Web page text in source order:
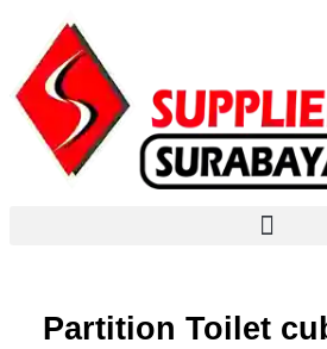
content
Partition Toilet
Type
here..
Name*
Email*
Website
e
a
r
o